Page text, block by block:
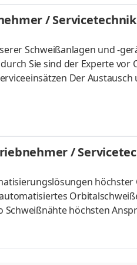
/
Schweißanlagen und -
Sie sind der Experte vor
Der Austausch
und Kolleg:innen
ca. 20 - 40 %
/
höchster
höchsten
Schweißungen und
Teams suchen wir Sie
/